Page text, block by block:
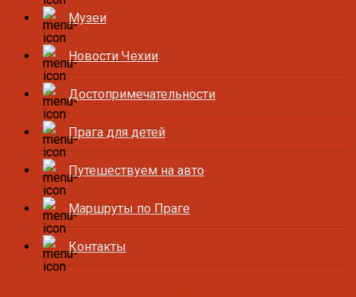
Музеи
Новости Чехии
Достопримечательности
Прага для детей
Путешествуем на авто
Маршруты по Праге
Контакты